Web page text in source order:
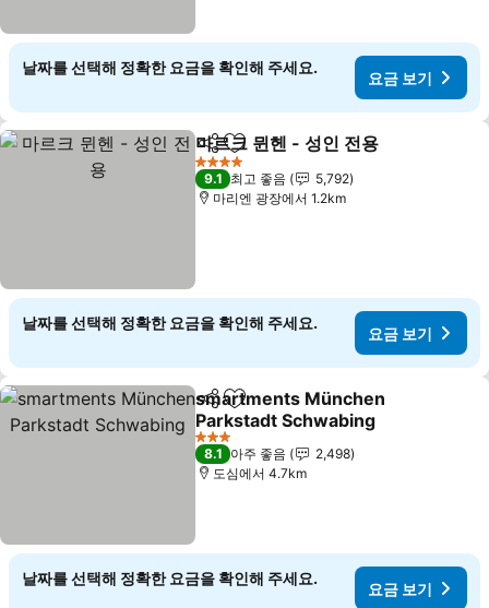
날짜를 선택해 정확한 요금을 확인해 주세요.
요금 보기
공유 즐겨찾기에 추가
마르크 뮌헨 - 성인 전용
4 성급
9.1 최고 좋음
5,792
마리엔 광장에서 1.2km
날짜를 선택해 정확한 요금을 확인해 주세요.
요금 보기
공유 즐겨찾기에 추가
smartments München
Parkstadt Schwabing
3 성급
8.1 아주 좋음
2,498
도심에서 4.7km
날짜를 선택해 정확한 요금을 확인해 주세요.
요금 보기